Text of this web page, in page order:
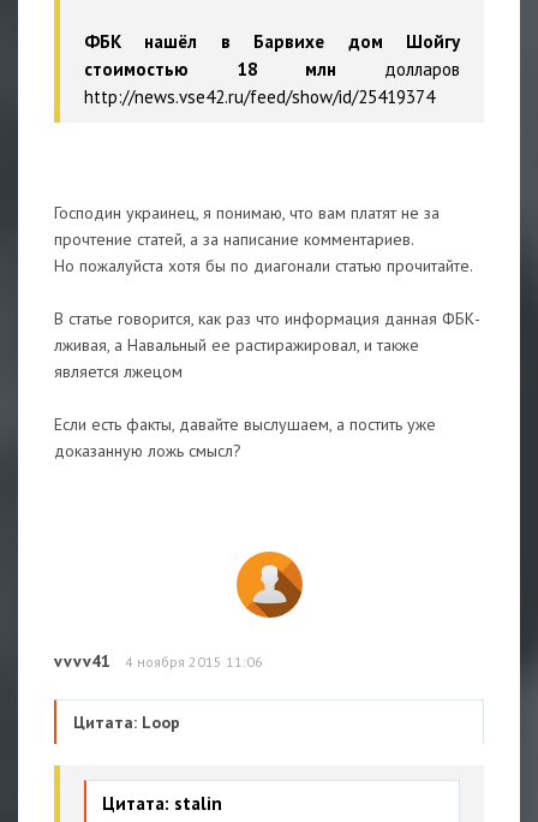
ФБК нашёл в Барвихе дом Шойгу
стоимостью 18 млн долларов
http://news.vse42.ru/feed/show/id/25419374
Господин украинец, я понимаю, что вам платят не за
прочтение статей, а за написание комментариев.
Но пожалуйста хотя бы по диагонали статью прочитайте.
В статье говорится, как раз что информация данная ФБК-
лживая, а Навальный ее растиражировал, и также
является лжецом
Если есть факты, давайте выслушаем, а постить уже
доказанную ложь смысл?
vvvv41 4 ноября 2015 11:06
Цитата: Loop
Цитата: stalin